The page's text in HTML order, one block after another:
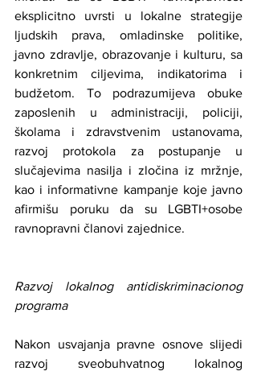
eksplicitno uvrsti u lokalne strategije
ljudskih prava, omladinske politike,
javno zdravlje, obrazovanje i kulturu, sa
konkretnim ciljevima, indikatorima i
budžetom. To podrazumijeva obuke
zaposlenih u administraciji, policiji,
školama i zdravstvenim ustanovama,
razvoj protokola za postupanje u
slučajevima nasilja i zločina iz mržnje,
kao i informativne kampanje koje javno
afirmišu poruku da su LGBTI+osobe
ravnopravni članovi zajednice.
Razvoj lokalnog antidiskriminacionog
programa
Nakon usvajanja pravne osnove slijedi
razvoj sveobuhvatnog lokalnog